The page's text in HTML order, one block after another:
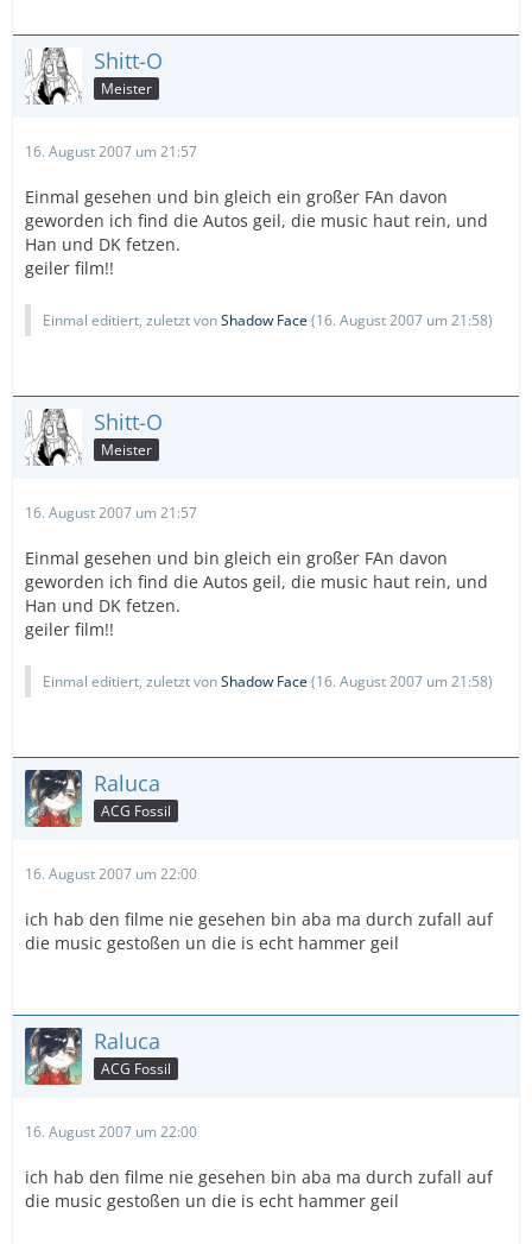
Shitt-O
Meister
16. August 2007 um 21:57
Einmal gesehen und bin gleich ein großer FAn davon
geworden ich find die Autos geil, die music haut rein, und
Han und DK fetzen.
geiler film!!
Einmal editiert, zuletzt vonShadow Face(16. August 2007 um 21:58)
Shitt-O
Meister
16. August 2007 um 21:57
Einmal gesehen und bin gleich ein großer FAn davon
geworden ich find die Autos geil, die music haut rein, und
Han und DK fetzen.
geiler film!!
Einmal editiert, zuletzt vonShadow Face(16. August 2007 um 21:58)
Raluca
ACG Fossil
16. August 2007 um 22:00
ich hab den filme nie gesehen bin aba ma durch zufall auf
die music gestoßen un die is echt hammer geil
Raluca
ACG Fossil
16. August 2007 um 22:00
ich hab den filme nie gesehen bin aba ma durch zufall auf
die music gestoßen un die is echt hammer geil